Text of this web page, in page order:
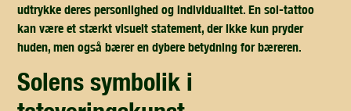
udtrykke deres personlighed og individualitet. En sol-tattoo
kan være et stærkt visuelt statement, der ikke kun pryder
huden, men også bærer en dybere betydning for bæreren.
solens symbolik i